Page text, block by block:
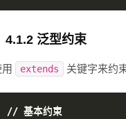
4.1.2 泛型约束
extends 关键字来约
// 基本约束